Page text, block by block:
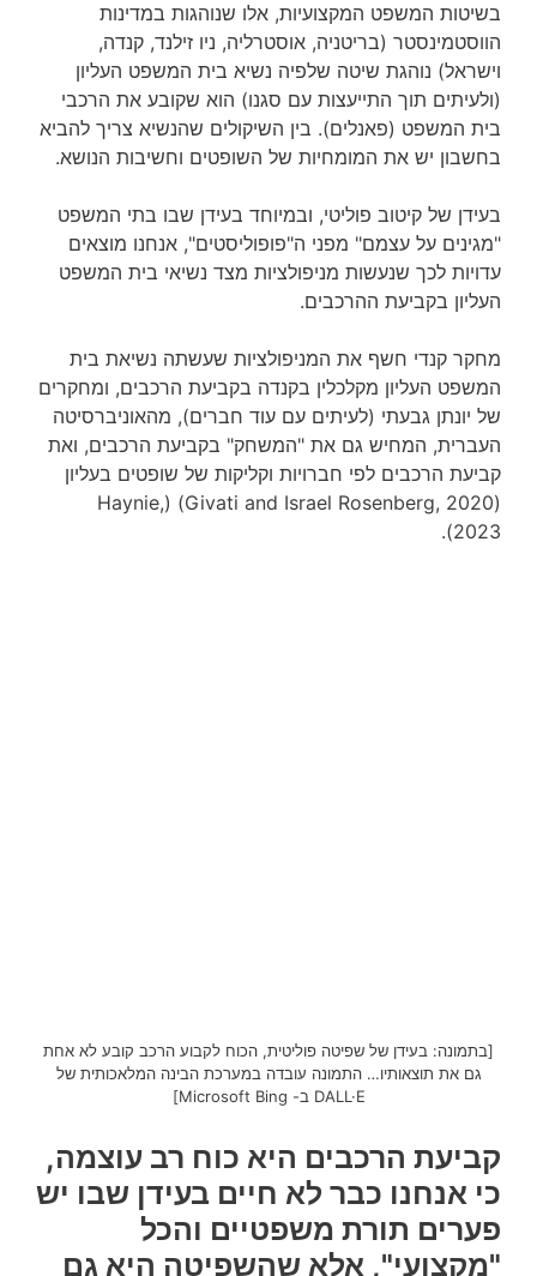
בשיטות המשפט המקצועיות, אלו שנוהגות במדינות
הווסטמינסטר (בריטניה, אוסטרליה, ניו זילנד, קנדה,
וישראל) נוהגת שיטה שלפיה נשיא בית המשפט העליון
(ולעיתים תוך התייעצות עם סגנו) הוא שקובע את הרכבי
בית המשפט (פאנלים). בין השיקולים שהנשיא צריך להביא
בחשבון יש את המומחיות של השופטים וחשיבות הנושא.
בעידן של קיטוב פוליטי, ובמיוחד בעידן שבו בתי המשפט
"מגינים על עצמם" מפני ה"פופוליסטים", אנחנו מוצאים
עדויות לכך שנעשות מניפולציות מצד נשיאי בית המשפט
העליון בקביעת ההרכבים.
מחקר קנדי חשף את המניפולציות שעשתה נשיאת בית
המשפט העליון מקלכלין בקנדה בקביעת הרכבים, ומחקרים
של יונתן גבעתי (לעיתים עם עוד חברים), מהאוניברסיטה
העברית, המחיש גם את "המשחק" בקביעת הרכבים, ואת
קביעת הרכבים לפי חברויות וקליקות של שופטים בעליון
(Givati and Israel Rosenberg, 2020) (Haynie,
2023).
[בתמונה: בעידן של שפיטה פוליטית, הכוח לקבוע הרכב קובע לא אחת
גם את תוצאותיו… התמונה עובדה במערכת הבינה המלאכותית של
DALL·E ב- Microsoft Bing]
קביעת הרכבים היא כוח רב עוצמה,
כי אנחנו כבר לא חיים בעידן שבו יש
פערים תורת משפטיים והכל
"מקצועי", אלא שהשפיטה היא גם